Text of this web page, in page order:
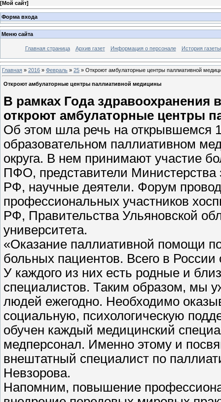
[Мой сайт]
Форма входа
Меню сайта
Главная страница Архив газет Информация о персонале История газеты
Главная » 2016 » Февраль » 25 » Откроют амбулаторные центры паллиативной
Откроют амбулаторные центры паллиативной медицины
В рамках Года здравоохранения
откроют амбулаторные центры
Об этом шла речь на открывшемся
образовательном паллиативном
округа. В нем принимают участие
ПФО, представители Министерства
РФ, научные деятели. Форум
профессиональных участников
РФ, Правительства Ульяновской
университета.
«Оказание паллиативной помощи
больных пациентов. Всего в
У каждого из них есть родные и
специалистов. Таким образом, мы
людей ежегодно. Необходимо
социальную, психологическую
обучен каждый медицинский
медперсонал. Именно этому и
внештатный специалист по
Невзорова.
Напомним, повышение